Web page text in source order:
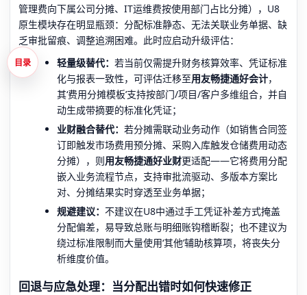
管理费向下属公司分摊、IT运维费按使用部门占比分摊），U8
原生模块存在明显瓶颈：分配标准静态、无法关联业务单据、缺
乏审批留痕、调整追溯困难。此时应启动升级评估：
轻量级替代： 若当前仅需提升财务核算效率、凭证标准
化与报表一致性，可评估迁移至用友畅捷通好会计，
其‘费用分摊模板’支持按部门/项目/客户多维组合，并自
动生成带摘要的标准化凭证；
业财融合替代： 若分摊需联动业务动作（如销售合同签
订即触发市场费用预分摊、采购入库触发仓储费用动态
分摊），则用友畅捷通好业财更适配——它将费用分配
嵌入业务流程节点，支持审批流驱动、多版本方案比
对、分摊结果实时穿透至业务单据；
规避建议： 不建议在U8中通过手工凭证补差方式掩盖
分配偏差，易导致总账与明细账钩稽断裂；也不建议为
绕过标准限制而大量使用‘其他’辅助核算项，将丧失分
析维度价值。
回退与应急处理：当分配出错时如何快速修正
目录